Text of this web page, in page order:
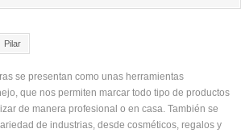
Pilar
se presentan como unas herramientas
que nos permiten marcar todo tipo de productos
de manera profesional o en casa. También se
de industrias, desde cosméticos, regalos y